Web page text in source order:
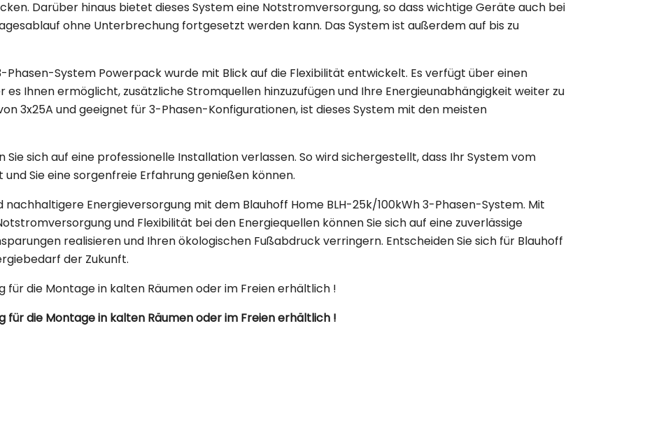
Darüber hinaus bietet dieses System eine Notstromversorgung, so dass wichtige Geräte auch bei
ohne Unterbrechung fortgesetzt werden kann. Das System ist außerdem auf bis zu
Phasen-System Powerpack wurde mit Blick auf die Flexibilität entwickelt. Es verfügt über einen
Ihnen ermöglicht, zusätzliche Stromquellen hinzuzufügen und Ihre Energieunabhängigkeit weiter zu
3x25A und geeignet für 3-Phasen-Konfigurationen, ist dieses System mit den meisten
sich auf eine professionelle Installation verlassen. So wird sichergestellt, dass Ihr System vom
Sie eine sorgenfreie Erfahrung genießen können.
nachhaltigere Energieversorgung mit dem Blauhoff Home BLH-25k/100kWh 3-Phasen-System. Mit
und Flexibilität bei den Energiequellen können Sie sich auf eine zuverlässige
realisieren und Ihren ökologischen Fußabdruck verringern. Entscheiden Sie sich für Blauhoff
der Zukunft.
für die Montage in kalten Räumen oder im Freien erhältlich !
für die Montage in kalten Räumen oder im Freien erhältlich !